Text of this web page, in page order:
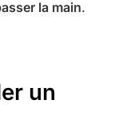
la main.
un